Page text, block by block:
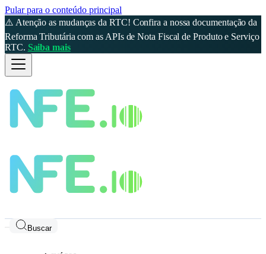
Pular para o conteúdo principal
⚠️ Atenção as mudanças da RTC! Confira a nossa documentação da
Reforma Tributária com as APIs de Nota Fiscal de Produto e Serviço
RTC. Saiba mais
Buscar